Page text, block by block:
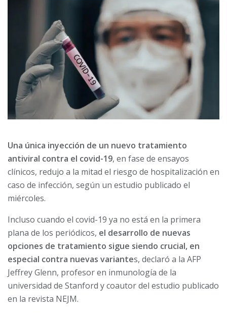
Una única inyección de un nuevo tratamiento
antiviral contra el covid-19, en fase de ensayos
clínicos, redujo a la mitad el riesgo de hospitalización en
caso de infección, según un estudio publicado el
miércoles.
Incluso cuando el covid-19 ya no está en la primera
plana de los periódicos, el desarrollo de nuevas
opciones de tratamiento sigue siendo crucial, en
especial contra nuevas variantes, declaró a la AFP
Jeffrey Glenn, profesor en inmunología de la
universidad de Stanford y coautor del estudio publicado
en la revista NEJM.